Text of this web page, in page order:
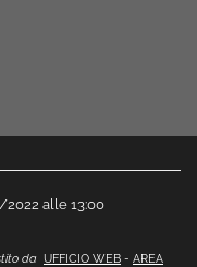
alle 13:00
da UFFICIO WEB - AREA